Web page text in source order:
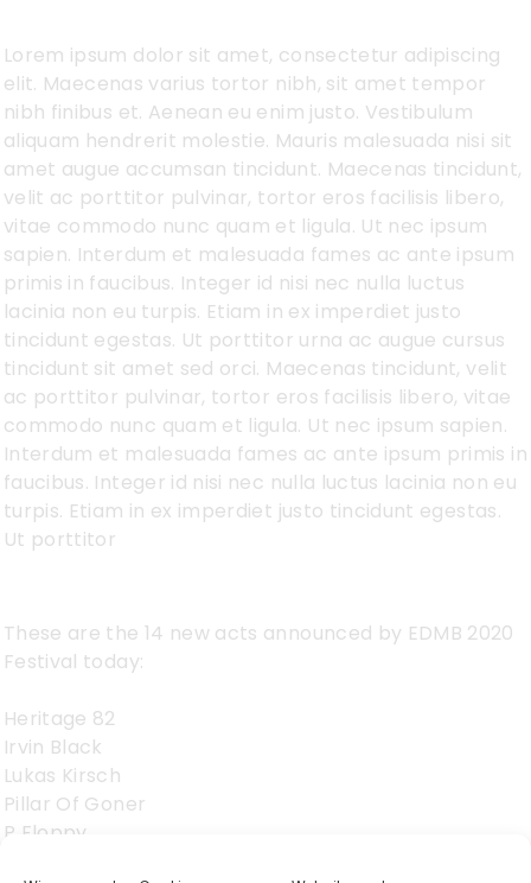
Lorem ipsum dolor sit amet, consectetur adipiscing
elit. Maecenas varius tortor nibh, sit amet tempor
nibh finibus et. Aenean eu enim justo. Vestibulum
aliquam hendrerit molestie. Mauris malesuada nisi sit
amet augue accumsan tincidunt. Maecenas tincidunt,
velit ac porttitor pulvinar, tortor eros facilisis libero,
vitae commodo nunc quam et ligula. Ut nec ipsum
sapien. Interdum et malesuada fames ac ante ipsum
primis in faucibus. Integer id nisi nec nulla luctus
lacinia non eu turpis. Etiam in ex imperdiet justo
tincidunt egestas. Ut porttitor urna ac augue cursus
tincidunt sit amet sed orci. Maecenas tincidunt, velit
ac porttitor pulvinar, tortor eros facilisis libero, vitae
commodo nunc quam et ligula. Ut nec ipsum sapien.
Interdum et malesuada fames ac ante ipsum primis in
faucibus. Integer id nisi nec nulla luctus lacinia non eu
turpis. Etiam in ex imperdiet justo tincidunt egestas.
Ut porttitor
These are the 14 new acts announced by EDMB 2020
Festival today:
Heritage 82
Irvin Black
Lukas Kirsch
Pillar Of Goner
P Floppy